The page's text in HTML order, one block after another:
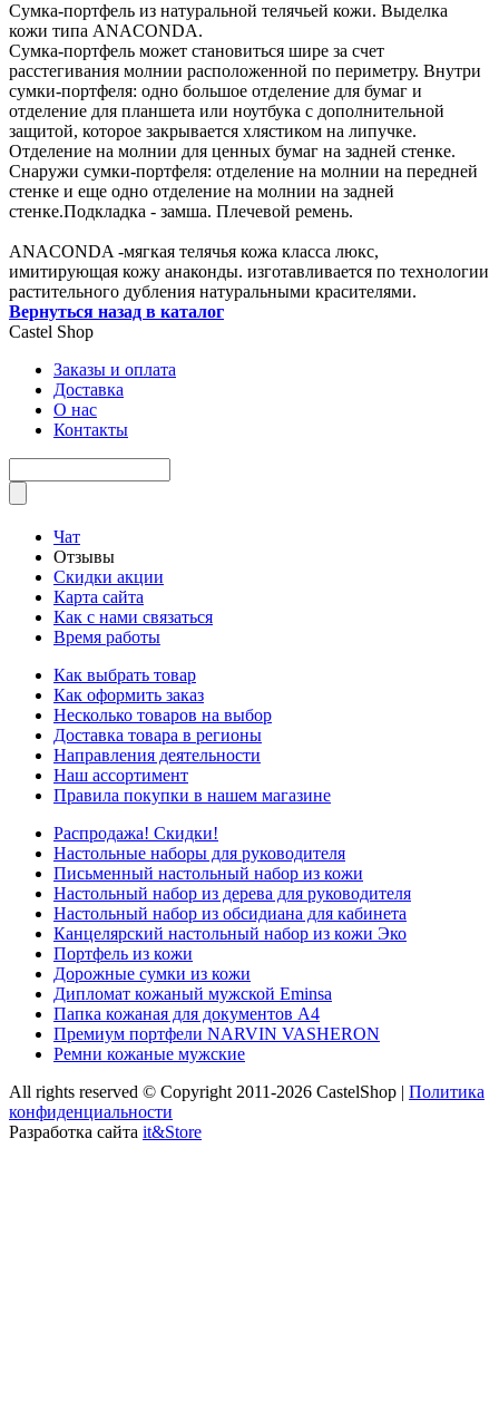
Сумка-портфель из натуральной телячьей кожи. Выделка
кожи типа ANACONDA.
Сумка-портфель может становиться шире за счет
расстегивания молнии расположенной по периметру. Внутри
сумки-портфеля: одно большое отделение для бумаг и
отделение для планшета или ноутбука с дополнительной
защитой, которое закрывается хлястиком на липучке.
Отделение на молнии для ценных бумаг на задней стенке.
Снаружи сумки-портфеля: отделение на молнии на передней
стенке и еще одно отделение на молнии на задней
стенке.Подкладка - замша. Плечевой ремень.
ANACONDA -мягкая телячья кожа класса люкс,
имитирующая кожу анаконды. изготавливается по технологии
растительного дубления натуральными красителями.
Вернуться назад в каталог
Castel Shop
Заказы и оплата
Доставка
О нас
Контакты
Чат
Отзывы
Скидки акции
Карта сайта
Как с нами связаться
Время работы
Как выбрать товар
Как оформить заказ
Несколько товаров на выбор
Доставка товара в регионы
Направления деятельности
Наш ассортимент
Правила покупки в нашем магазине
Распродажа! Скидки!
Настольные наборы для руководителя
Письменный настольный набор из кожи
Настольный набор из дерева для руководителя
Настольный набор из обсидиана для кабинета
Канцелярский настольный набор из кожи Эко
Портфель из кожи
Дорожные сумки из кожи
Дипломат кожаный мужской Eminsa
Папка кожаная для документов А4
Премиум портфели NARVIN VASHERON
Ремни кожаные мужские
All rights reserved © Copyright 2011-2026 CastelShop | Политика
конфиденциальности
Разработка сайта it&Store